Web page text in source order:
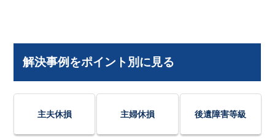
解決事例をポイント別に見る
主夫休損 主婦休損 後遺障害等級